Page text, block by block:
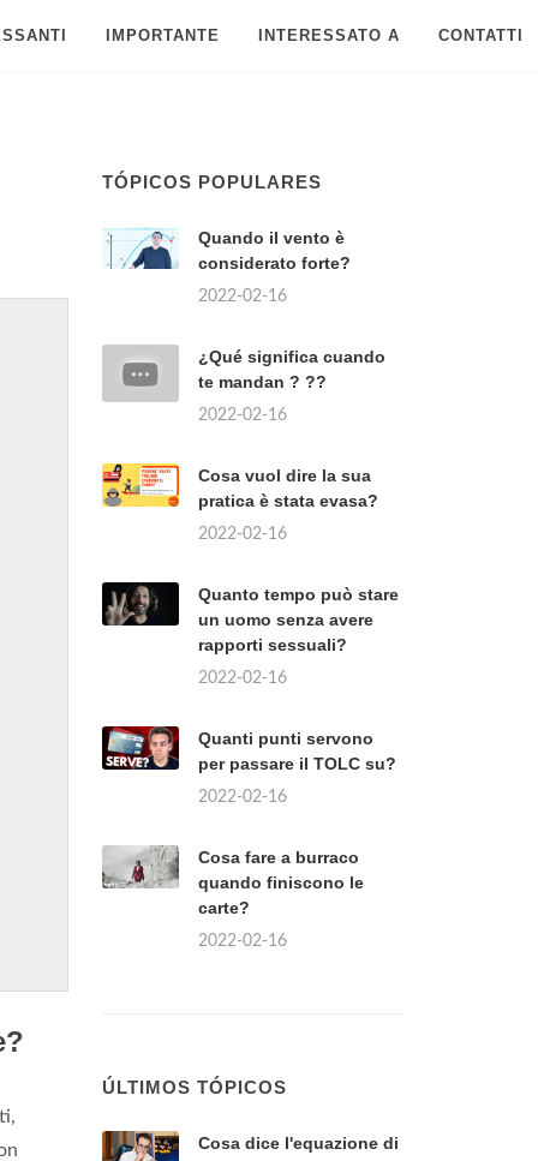
IMPORTANTE INTERESSATO A CONTATTI
TÓPICOS POPULARES
Quando il vento è
considerato forte?
2022-02-16
¿Qué significa cuando
te mandan ? ??
2022-02-16
Cosa vuol dire la sua
pratica è stata evasa?
2022-02-16
Quanto tempo può stare
un uomo senza avere
rapporti sessuali?
2022-02-16
Quanti punti servono
per passare il TOLC su?
2022-02-16
Cosa fare a burraco
quando finiscono le
carte?
2022-02-16
ÚLTIMOS TÓPICOS
Cosa dice l'equazione di